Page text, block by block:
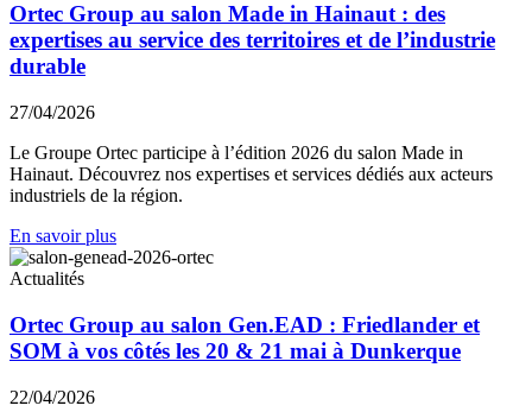
Ortec Group au salon Made in Hainaut : des
expertises au service des territoires et de l’industrie
durable
27/04/2026
Le Groupe Ortec participe à l’édition 2026 du salon Made in
Hainaut. Découvrez nos expertises et services dédiés aux acteurs
industriels de la région.
En savoir plus
Actualités
Ortec Group au salon Gen.EAD : Friedlander et
SOM à vos côtés les 20 & 21 mai à Dunkerque
22/04/2026